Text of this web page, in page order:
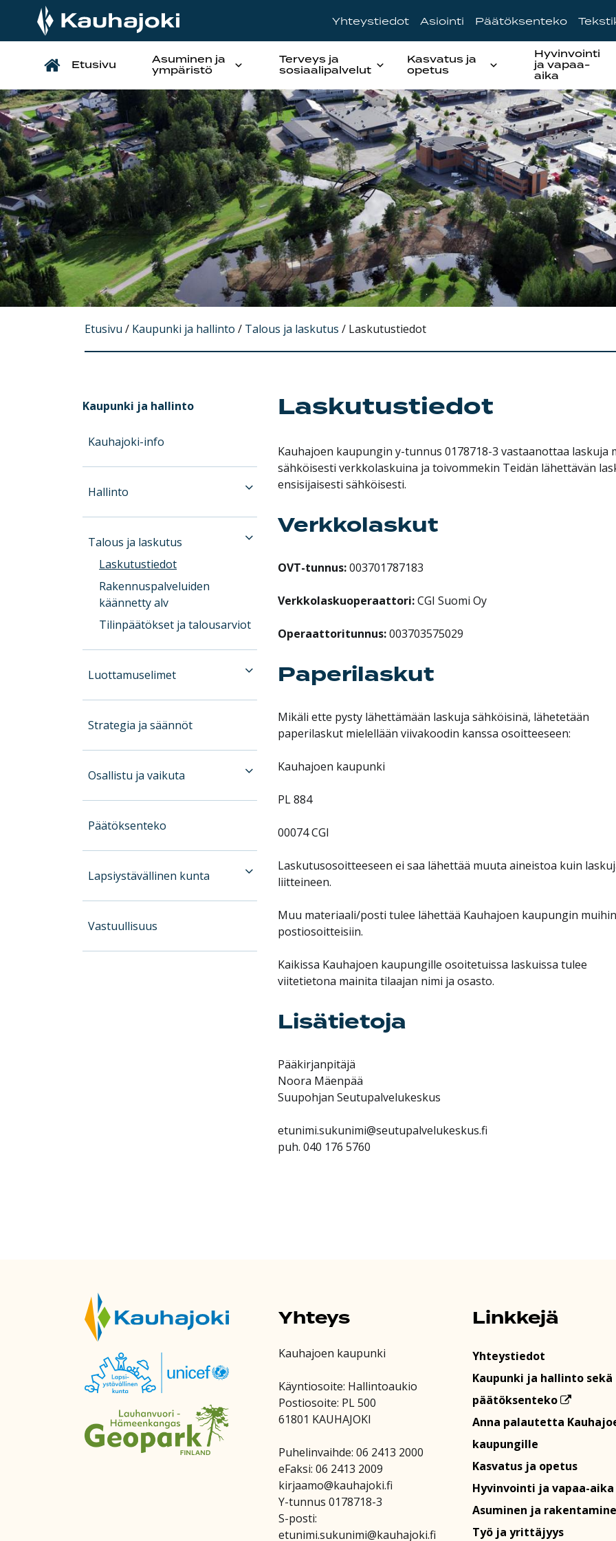
Yhteystiedot Asiointi Päätöksenteko
Päävalikko
Etusivu Asuminen ja
ympäristö
Terveys ja
sosiaalipalvelut
Kasvatus ja
opetus
Hyvinvointi
ja vapaa-
aika
Etusivu / Kaupunki ja hallinto / Talous ja laskutus / Laskutustiedot
Kaupunki ja hallinto
Kauhajoki-info
Hallinto
Talous ja laskutus
Laskutustiedot
Rakennuspalveluiden
käännetty alv
Tilinpäätökset ja talousarviot
Luottamuselimet
Strategia ja säännöt
Osallistu ja vaikuta
Päätöksenteko
Lapsiystävällinen kunta
Vastuullisuus
Laskutustiedot
Kauhajoen kaupungin y-tunnus 0178718-3 vastaanottaa laskuja
sähköisesti verkkolaskuina ja toivommekin Teidän lähettävän
ensisijaisesti sähköisesti.
Verkkolaskut
OVT-tunnus:003701787183
Verkkolaskuoperaattori:CGI Suomi Oy
Operaattoritunnus:003703575029
Paperilaskut
Mikäli ette pysty lähettämään laskuja sähköisinä, lähetetään
paperilaskut mielellään viivakoodin kanssa osoitteeseen:
Kauhajoen kaupunki
PL 884
00074 CGI
Laskutusosoitteeseen ei saa lähettää muuta aineistoa kuin
liitteineen.
Muu materiaali/posti tulee lähettää Kauhajoen kaupungin muihin
postiosoitteisiin.
Kaikissa Kauhajoen kaupungille osoitetuissa laskuissa tulee
viitetietona mainita tilaajan nimi ja osasto.
Lisätietoja
Pääkirjanpitäjä
Noora Mäenpää
Suupohjan Seutupalvelukeskus
etunimi.sukunimi@seutupalvelukeskus.fi
puh. 040 176 5760
Yhteys
Kauhajoen kaupunki
Käyntiosoite: Hallintoaukio
Postiosoite: PL 500
61801 KAUHAJOKI
Puhelinvaihde: 06 2413 2000
eFaksi: 06 2413 2009
kirjaamo@kauhajoki.fi
Y-tunnus 0178718-3
S-posti:
etunimi.sukunimi@kauhajoki.fi
Linkkejä
Yhteystiedot
Kaupunki ja hallinto sekä
päätöksenteko
Anna palautetta
kaupungille
Kasvatus ja opetus
Hyvinvointi ja vapaa-aika
Asuminen ja
Työ ja yrittäjyys